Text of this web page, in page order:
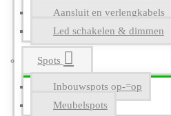
Aansluit en verlengkabels
Led schakelen & dimmen
Spots
Inbouwspots op-=op
Meubelspots